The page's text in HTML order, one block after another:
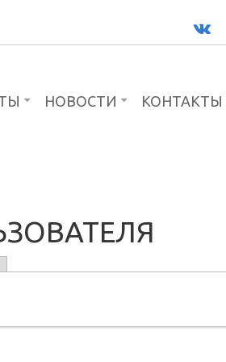
ВК
НОВОСТИ КОНТАКТЫ